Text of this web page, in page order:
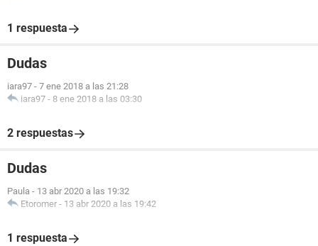
1 respuesta
Dudas
iara97 - 7 ene 2018 a las 21:28
iara97 - 8 ene 2018 a las 03:30
2 respuestas
Dudas
Paula - 13 abr 2020 a las 19:32
Etoromer - 13 abr 2020 a las 19:42
1 respuesta